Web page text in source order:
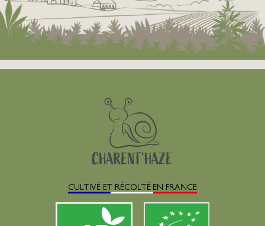
CULTIVÉ ET RÉCOLTÉ EN FRANCE